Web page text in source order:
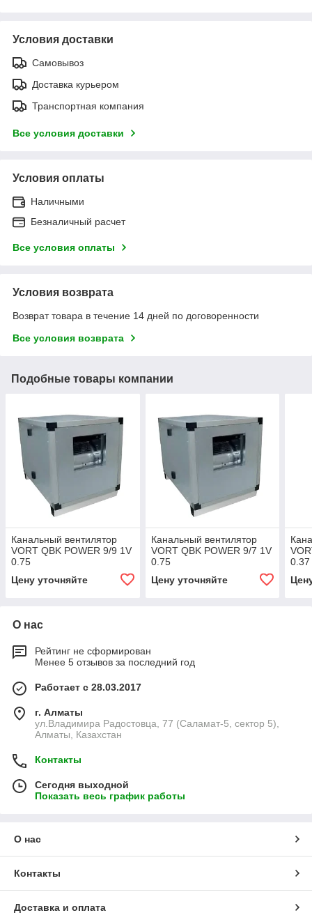
Условия доставки
Самовывоз
Доставка курьером
Транспортная компания
Все условия доставки
Условия оплаты
Наличными
Безналичный расчет
Все условия оплаты
Условия возврата
Возврат товара в течение 14 дней по договоренности
Все условия возврата
Подобные товары компании
Канальный вентилятор
VORT QBK POWER 9/9 1V
0.75
Цену уточняйте
Канальный вентилятор
VORT QBK POWER 9/7 1V
0.75
Цену уточняйте
0.37
О нас
Рейтинг не сформирован
Менее 5 отзывов за последний год
Работает с 28.03.2017
г. Алматы
ул.Владимира Радостовца, 77 (Саламат-5, сектор 5),
Алматы, Казахстан
Контакты
Сегодня выходной
Показать весь график работы
О нас
Контакты
Доставка и оплата